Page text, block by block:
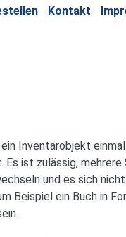
Kontakt
Inventarobjekt
ist zulässig,
und es sich
Beispiel ein Buch in